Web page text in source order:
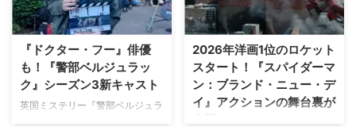
ていられることに心から感謝 ミ
ニーは過去8週間にわたり、
と題した動画シリーズを投稿。最
終シーズンの撮影で滞在していた
パリでの日常をファンに届けてい
た。しかし8月6日（木）早朝、
をライヴ配信したのを皮切りに、
7月のホームランダービーもリリ
ースするなど、MLBとの関係性
を深めている。この協力関係は
2028年まで続く予定だ。今月中
旬に行われるフィールド・オブ・
ドリームス（映画『フィールド・
『ドクター・フー』俳優
も！『警部ベルジュラッ
ク』シーズン3新キャスト
英国ミステリー『警部ベルジュラ
2026年洋画1位のロケット
スタート！『スパイダーマ
ン：ブランド・ニュー・デ
イ』アクションの舞台裏が